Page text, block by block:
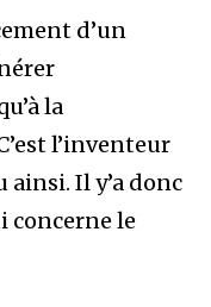
d’un
la
l’inventeur
ainsi. Il y’a donc
concerne le